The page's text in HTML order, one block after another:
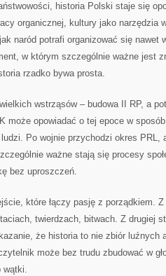
historia Polski staje się
organicznej, kultury jako narzędzia
naród potrafi organizować się nawet
w którym szczególnie ważne jest
rzadko bywa prosta.
wstrząsów – budowa II RP, a
może opowiadać o tej epoce w
Po wojnie przychodzi okres PRL,
ważne stają się procesy
bez uproszczeń.
które łączy pasję z porządkiem.
twierdzach, bitwach. Z drugiej
że historia to nie zbiór luźnych
może bez trudu zbudować w
wątki.